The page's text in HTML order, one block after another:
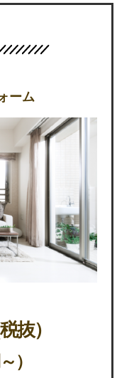
ーム
抜）
）